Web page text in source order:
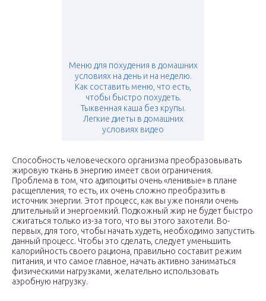
Меню для похудения в домашних
условиях на день и на неделю.
Как составить меню, что есть,
чтобы быстро похудеть.
Тыквенная каша без крупы.
Легкие диеты в домашних
условиях видео
Способность человеческого организма преобразовывать
жировую ткань в энергию имеет свои ограничения.
Проблема в том, что адипоциты очень «ленивые» в плане
расщепления, то есть, их очень сложно преобразить в
источник энергии. Этот процесс, как вы уже поняли очень
длительный и энергоемкий. Подкожный жир не будет быстро
сжигаться только из-за того, что вы этого захотели. Во-
первых, для того, чтобы начать худеть, необходимо запустить
данный процесс. Чтобы это сделать, следует уменьшить
калорийность своего рациона, правильно составит режим
питания, и что самое главное, начать активно заниматься
физическими нагрузками, желательно использовать
аэробную нагрузку.